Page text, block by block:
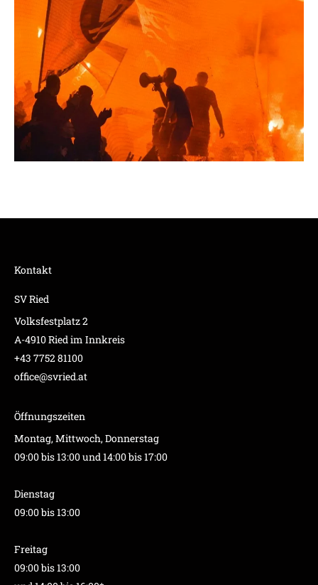
Kontakt
SV Ried
Volksfestplatz 2
A-4910 Ried im Innkreis
+43 7752 81100
office@svried.at
Öffnungszeiten
Montag, Mittwoch, Donnerstag
09:00 bis 13:00 und 14:00 bis 17:00
Dienstag
09:00 bis 13:00
Freitag
09:00 bis 13:00